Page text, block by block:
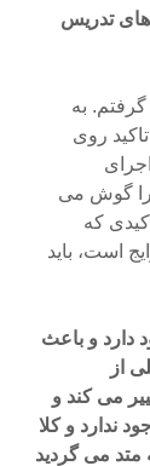
های تدریس
به
روی
را گوش می
که
است، باید
دارد و باعث
از
می کند و
ندارد و کلا
متد می گردید